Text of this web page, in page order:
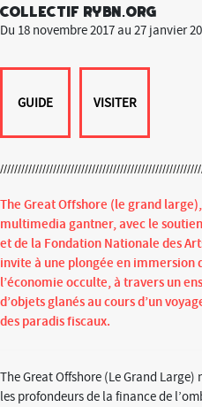
Collectif RYBN.org
Du 18 novembre 2017 au 27 janvier
GUIDE VISITER
The Great Offshore (le grand
multimedia gantner, avec le
et de la Fondation Nationale des
invite à une plongée en immersion
l’économie occulte, à travers un
d’objets glanés au cours d’un
des paradis fiscaux.
The Great Offshore (Le Grand
les profondeurs de la finance de